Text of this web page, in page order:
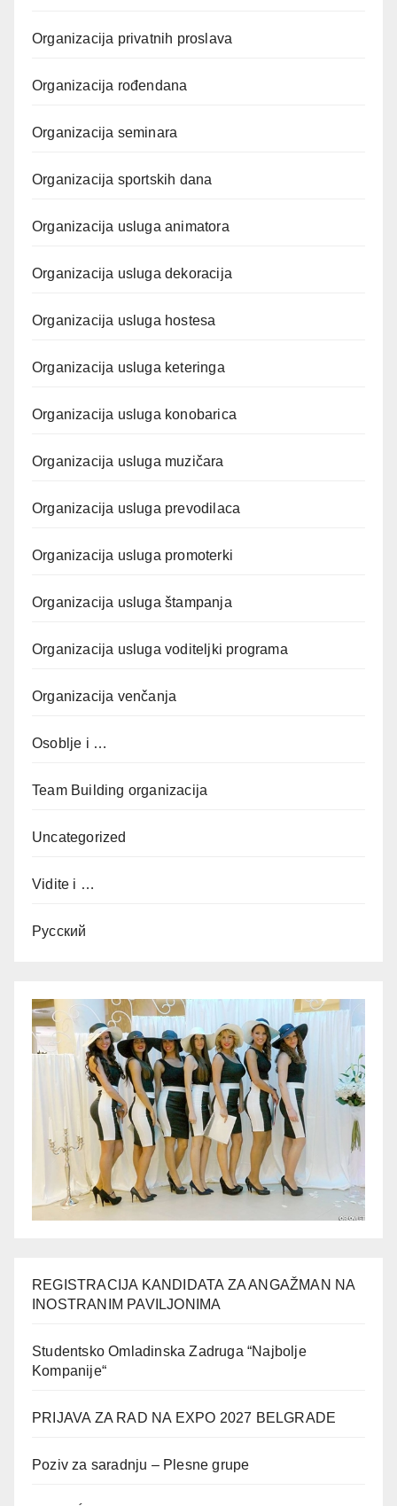
Organizacija privatnih proslava
Organizacija rođendana
Organizacija seminara
Organizacija sportskih dana
Organizacija usluga animatora
Organizacija usluga dekoracija
Organizacija usluga hostesa
Organizacija usluga keteringa
Organizacija usluga konobarica
Organizacija usluga muzičara
Organizacija usluga prevodilaca
Organizacija usluga promoterki
Organizacija usluga štampanja
Organizacija usluga voditeljki programa
Organizacija venčanja
Osoblje i …
Team Building organizacija
Uncategorized
Vidite i …
Русский
REGISTRACIJA KANDIDATA ZA ANGAŽMAN NA
INOSTRANIM PAVILJONIMA
Studentsko Omladinska Zadruga “Najbolje
Kompanije“
PRIJAVA ZA RAD NA EXPO 2027 BELGRADE
Poziv za saradnju – Plesne grupe